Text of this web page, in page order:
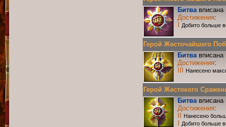
Битвавписана
Достижения:
Добито больше
Герой Жесточайшего
Битвавписана
Достижения:
Нанесено
Герой Жестокого
Битвавписана
Достижения:
Нанесено
Добито больше